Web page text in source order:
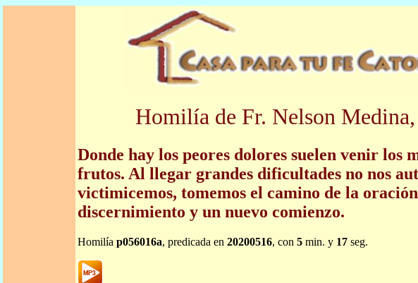
Homilía de Fr. Nelson Medina,
Donde hay los peores dolores suelen venir los
frutos. Al llegar grandes dificultades no nos
victimicemos, tomemos el camino de la
discernimiento y un nuevo comienzo.
Homilía p056016a, predicada en 20200516, con 5 min. y 17 seg.